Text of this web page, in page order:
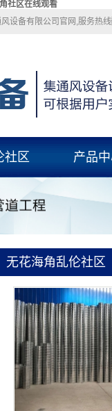
社区在线观看
设备有限公司官网,服务
社区 产品
玻璃钢风
pp风管
无花海角乱伦社区